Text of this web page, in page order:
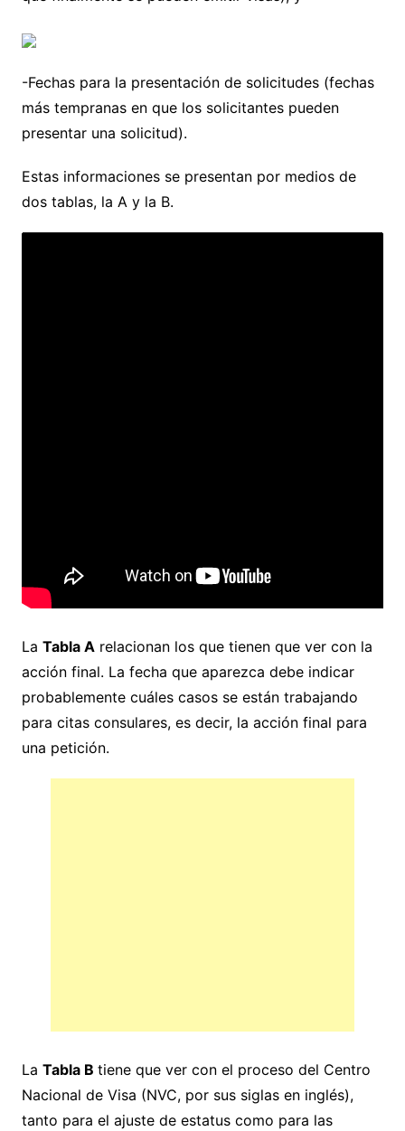
-Fechas para la presentación de solicitudes (fechas
más tempranas en que los solicitantes pueden
presentar una solicitud).
Estas informaciones se presentan por medios de
dos tablas, la A y la B.
La Tabla Arelacionan los que tienen que ver con la
acción final. La fecha que aparezca debe indicar
probablemente cuáles casos se están trabajando
para citas consulares, es decir, la acción final para
una petición.
La Tabla B tiene que ver con el proceso del Centro
Nacional de Visa (NVC, por sus siglas en inglés),
tanto para el ajuste de estatus como para las